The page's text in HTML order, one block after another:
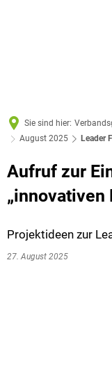
Sie sind hier:
August 2025
Leader
Aufruf zur
„innovativen
Projektideen zur
27. August 2025